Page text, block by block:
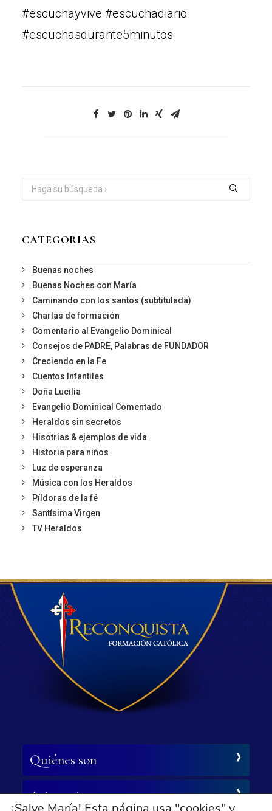
#escuchayvive #escuchadiario
#escuchasdurante5minutos
CATEGORIAS
Buenas noches
Buenas Noches con María
Caminando con los santos (subtitulada)
Charlas de formación
Comentario al Evangelio Dominical
Consejos de PADRE, Palabras de FUNDADOR
Creciendo en la Fe
Cuentos Infantiles
Doña Lucilia
Evangelio Dominical Comentado
Heraldos sin secretos
Hisotrias & ejemplos de vida
Historia para niños
Luz de esperanza
Música con los Heraldos
Píldoras de la fé
Santísima Virgen
TV Heraldos
Quiénes son
Asistencia